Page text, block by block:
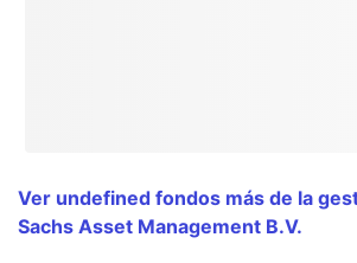
Ver undefined fondos más de la
Sachs Asset Management B.V.